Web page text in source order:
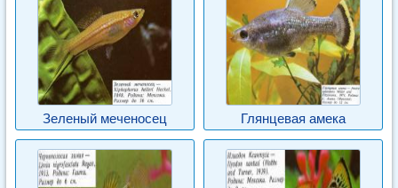
Зеленый меченосец Глянцевая амека